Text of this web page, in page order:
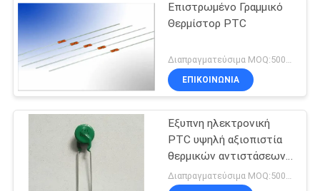
Επιστρωμένο Γραμμικό
Θερμίστορ PTC
Διαπραγματεύσιμα MOQ:5000pcs
ΕΠΙΚΟΙΝΩΝΊΑ
Έξυπνη ηλεκτρονική
PTC υψηλή αξιοπιστία
θερμικών αντιστάσεων
για τους λαμπτήρες